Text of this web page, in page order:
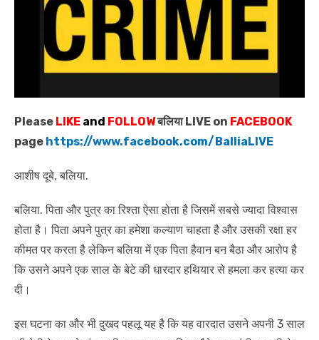
Please LIKE and FOLLOWबलिया LIVE on FACEBOOK
page https://www.facebook.com/BalliaLIVE
आशीष दूबे, बलिया.
बलिया. पिता और पुत्र का रिश्ता ऐसा होता है जिसमें सबसे ज्यादा विश्वास
होता है। पिता अपने पुत्र का हमेशा कल्याण चाहता है और उसकी रक्षा हर
कीमत पर करता है लेकिन बलिया में एक पिता हैवान बन बैठा और आरोप है
कि उसने अपने एक साल के बेटे की धारदार हथियार से हमला कर हत्या कर
दी।
इस घटना का और भी दुखद पहलू यह है कि यह वारदात उसने अपनी 3 साल